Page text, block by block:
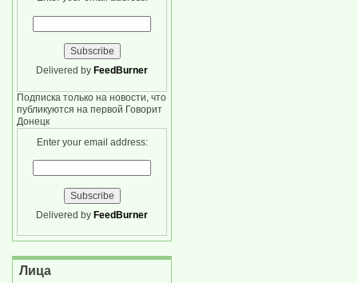
Delivered by FeedBurner
Подписка только на новости, что
публикуются на первой Говорит
Донецк
Enter your email address:
Delivered by FeedBurner
Лица